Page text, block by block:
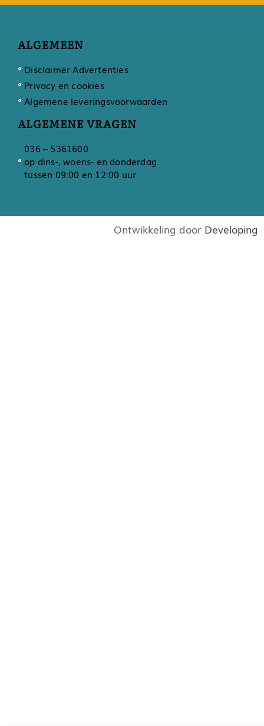
ALGEMEEN
Disclaimer Advertenties
Privacy en cookies
Algemene leveringsvoorwaarden
ALGEMENE VRAGEN
036 – 5361600
op dins-, woens- en donderdag
tussen 09:00 en 12:00 uur
Ontwikkeling door Developing